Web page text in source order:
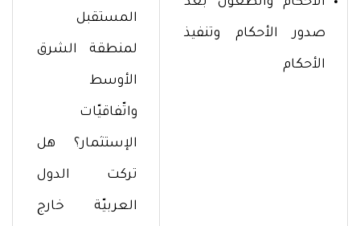
صدور الأحكام وتنفيذ
الأحكام
المستقبل
لمنطقة الشرق
الأوسط
واتّفاقيّات
الإستثمار؟ هل
تركت الدول
العربيّة خارج